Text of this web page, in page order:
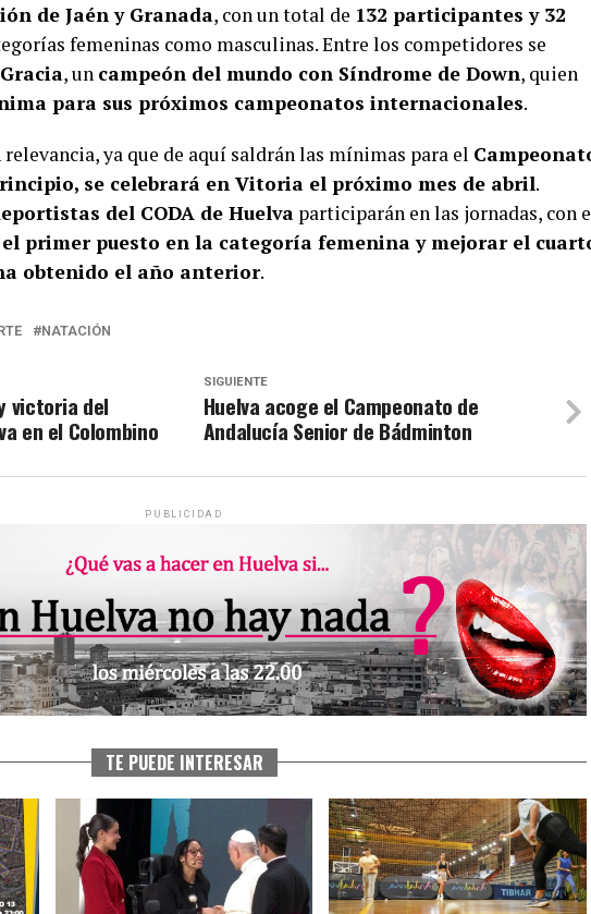
de Jaén y Granada, con un total de 132 participantes y 32
femeninas como masculinas. Entre los competidores se
, un campeón del mundo con Síndrome de Down, quien
para sus próximos campeonatos internacionales.
relevancia, ya que de aquí saldrán las mínimas para el
se celebrará en Vitoria el próximo mes de abril.
del CODA de Huelva participarán en las jornadas, con
primer puesto en la categoría femenina y mejorar el
obtenido el año anterior.
NATACIÓN
SIGUIENTE
Huelva acoge el Campeonato de
Andalucía Senior de Bádminton
victoria del
en el Colombino
PUBLICIDAD
TE PUEDE INTERESAR